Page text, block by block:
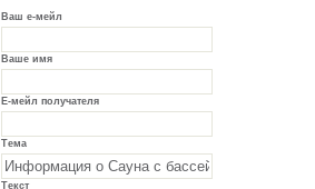
Ваш е-мейл
Ваше имя
Е-мейл получателя
Тема
Текст